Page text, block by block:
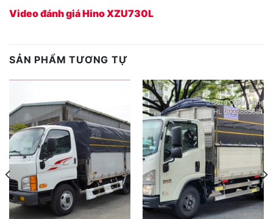
Video đánh giá Hino XZU730L
SẢN PHẨM TƯƠNG TỰ